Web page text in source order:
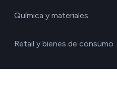
Química y materiales
Retail y bienes de consumo
Salud y farmacéutico